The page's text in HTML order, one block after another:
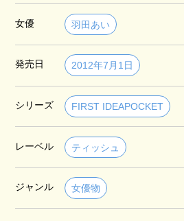
女優 羽田あい
発売日 2012年7月1日
シリーズ FIRST IDEAPOCKET
レーベル ティッシュ
ジャンル 女優物